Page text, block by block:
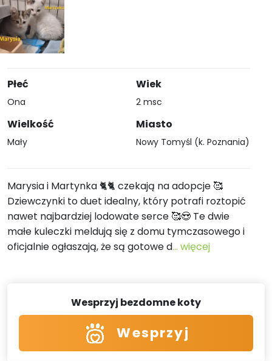
Płeć
Ona
Wielkość
Mały
Wiek
2 msc
Miasto
Nowy Tomyśl (k. Poznania)
Marysia i Martynka 🐈🐈 czekają na adopcje 🥰
Dziewczynki to duet idealny, który potrafi roztopić
nawet najbardziej lodowate serce 🥰😍 Te dwie
małe kuleczki meldują się z domu tymczasowego i
oficjalnie ogłaszają, że są gotowe d... więcej
Wesprzyj bezdomne koty
Wesprzyj